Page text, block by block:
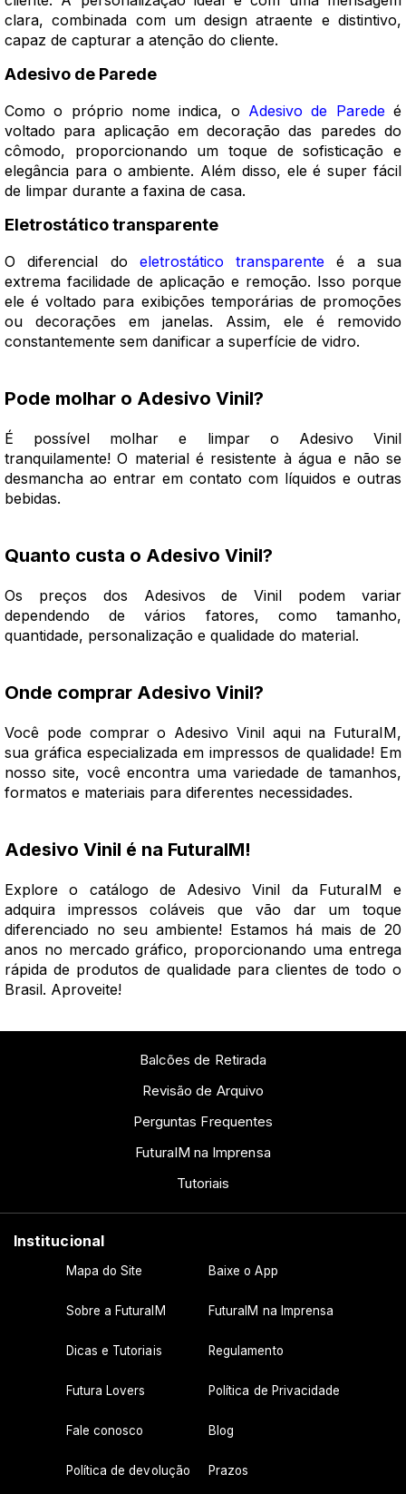
clara, combinada com um design atraente e distintivo,
capaz de capturar a atenção do cliente.
Adesivo de Parede
Como o próprio nome indica, o Adesivo de Paredeé
voltado para aplicação em decoração das paredes do
cômodo, proporcionando um toque de sofisticação e
elegância para o ambiente. Além disso, ele é super fácil
de limpar durante a faxina de casa.
Eletrostático transparente
O diferencial do eletrostático transparente é a sua
extrema facilidade de aplicação e remoção. Isso porque
ele é voltado para exibições temporárias de promoções
ou decorações em janelas. Assim, ele é removido
constantemente sem danificar a superfície de vidro.
Pode molhar o Adesivo Vinil?
É possível molhar e limpar o Adesivo Vinil
tranquilamente! O material é resistente à água e não se
desmancha ao entrar em contato com líquidos e outras
bebidas.
Quanto custa o Adesivo Vinil?
Os preços dos Adesivos de Vinil podem variar
dependendo de vários fatores, como tamanho,
quantidade, personalização e qualidade do material.
Onde comprar Adesivo Vinil?
Você pode comprar o Adesivo Vinil aqui na FuturaIM,
sua gráfica especializada em impressos de qualidade! Em
nosso site, você encontra uma variedade de tamanhos,
formatos e materiais para diferentes necessidades.
Adesivo Vinil é na FuturaIM!
Explore o catálogo de Adesivo Vinil da FuturaIM e
adquira impressos coláveis que vão dar um toque
diferenciado no seu ambiente! Estamos há mais de 20
anos no mercado gráfico, proporcionando uma entrega
rápida de produtos de qualidade para clientes de todo o
Brasil. Aproveite!
Balcões de Retirada
Revisão de Arquivo
Perguntas Frequentes
FuturaIM na Imprensa
Tutoriais
Institucional
Mapa do Site Baixe o App
Sobre a FuturaIM FuturaIM na Imprensa
Dicas e Tutoriais Regulamento
Futura Lovers Política de Privacidade
Fale conosco Blog
Política de devolução Prazos